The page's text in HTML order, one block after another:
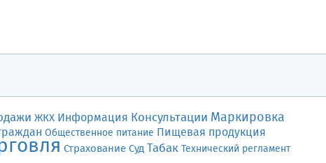
ЖКХ Информация Консультации Маркировка
Общественное питание Пищевая продукция
СтрахованиеСудТабакТехнический регламент